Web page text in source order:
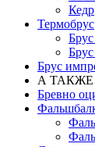
Кедр
Термобрус
Брус
А ТАКЖЕ
Бревно